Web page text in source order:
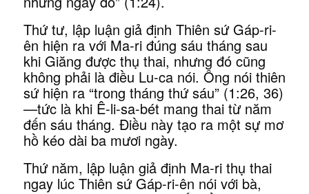
Thứ tư, lập luận giả định Thiên sứ Gáp-ri-
ên hiện ra với Ma-ri đúng sáu tháng sau
khi Giăng được thụ thai, nhưng đó cũng
không phải là điều Lu-ca nói. Ông nói thiên
sứ hiện ra “trong tháng thứ sáu” (1:26, 36)
—tức là khi Ê-li-sa-bét mang thai từ năm
đến sáu tháng. Điều này tạo ra một sự mơ
hồ kéo dài ba mươi ngày.
Thứ năm, lập luận giả định Ma-ri thụ thai
ngay lúc Thiên sứ Gáp-ri-ên nói với bà,